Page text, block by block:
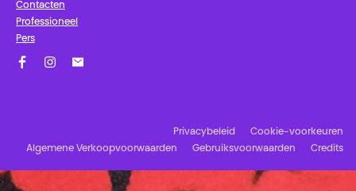
Contacten
Professioneel
Pers
Privacybeleid
Cookie-voorkeuren
Algemene Verkoopvoorwaarden
Gebruiksvoorwaarden Credits